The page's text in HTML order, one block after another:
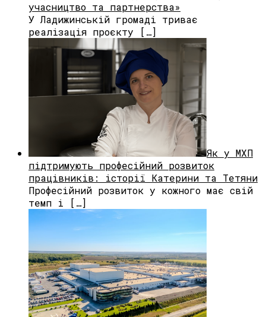
учасництво та партнерства»
У Ладижинській громаді триває
реалізація проєкту […]
Як у МХП
підтримують професійний розвиток
працівників: історії Катерини та Тетяни
Професійний розвиток у кожного має свій
темп і […]